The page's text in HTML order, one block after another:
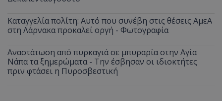
Καταγγελία πολίτη: Αυτό που συνέβη στις θέσεις ΑμεΑ
στη Λάρνακα προκαλεί οργή - Φωτογραφία
Αναστάτωση από πυρκαγιά σε μπυραρία στην Αγία
Νάπα τα ξημερώματα - Την έσβησαν οι ιδιοκτήτες
πριν φτάσει η Πυροσβεστική